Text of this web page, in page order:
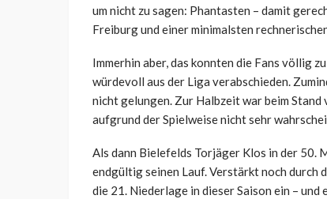
um nicht zu sagen: Phantasten – damit
Freiburg und einer minimalsten
Immerhin aber, das konnten die Fans völlig
würdevoll aus der Liga verabschieden.
nicht gelungen. Zur Halbzeit war beim
aufgrund der Spielweise nicht sehr
Als dann Bielefelds Torjäger Klos in der 50.
endgültig seinen Lauf. Verstärkt noch durch
die 21. Niederlage in dieser Saison ein –